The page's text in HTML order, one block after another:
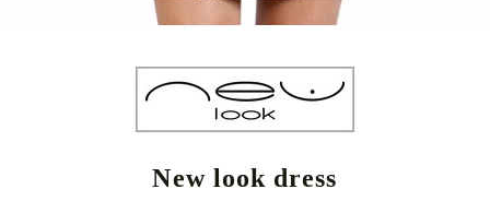
New look dress